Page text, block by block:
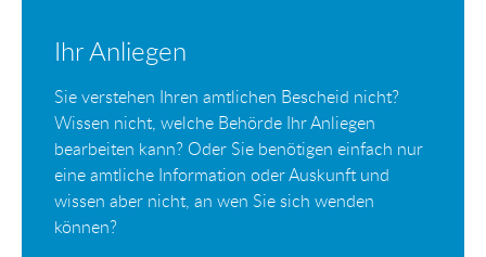
Ihr Anliegen
Sie verstehen Ihren amtlichen Bescheid nicht?
Wissen nicht, welche Behörde Ihr Anliegen
bearbeiten kann? Oder Sie benötigen einfach nur
eine amtliche Information oder Auskunft und
wissen aber nicht, an wen Sie sich wenden
können?